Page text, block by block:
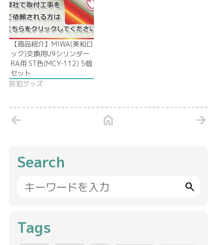
【商品紹介】MIWA(美和ロ
ック)交換用U9シリンダー
RA用 ST色(MCY-112) 5個
セット
防犯グッズ
arrow_back home arrow_forward
Search
search
Tags